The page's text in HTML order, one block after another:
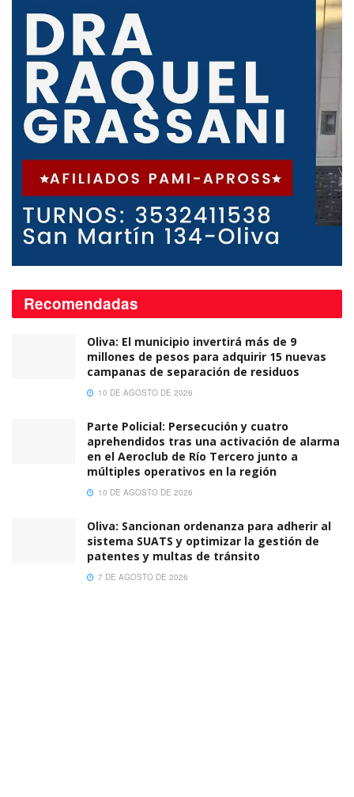
Recomendadas
Oliva: El municipio invertirá más de 9
millones de pesos para adquirir 15 nuevas
campanas de separación de residuos
10 DE AGOSTO DE 2026
Parte Policial: Persecución y cuatro
aprehendidos tras una activación de alarma
en el Aeroclub de Río Tercero junto a
múltiples operativos en la región
10 DE AGOSTO DE 2026
Oliva: Sancionan ordenanza para adherir al
sistema SUATS y optimizar la gestión de
patentes y multas de tránsito
7 DE AGOSTO DE 2026